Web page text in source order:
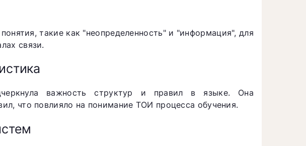
такие как "неопределенность" и "информация", для
связи.
важность структур и правил в языке. Она
что повлияло на понимание ТОИ процесса обучения.